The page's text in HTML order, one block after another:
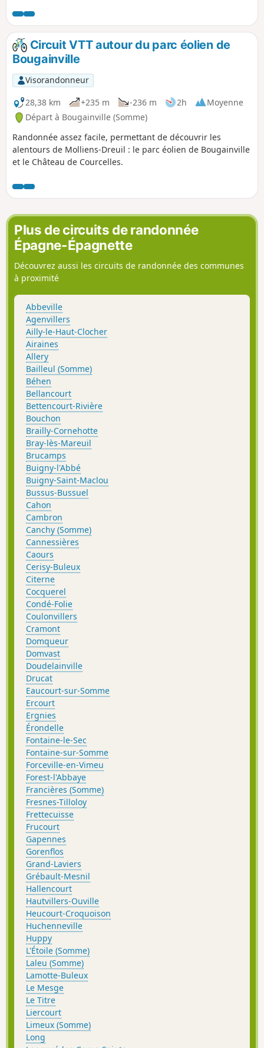
et au respect de la diversité.
Circuit VTT autour du parc éolien de
Bougainville
Visorandonneur
28,38 km
+235 m -236 m 2h
Moyenne
Départ à Bougainville (Somme)
Randonnée assez facile, permettant de découvrir les
alentours de Molliens-Dreuil : le parc éolien de Bougainville
et le Château de Courcelles.
Plus de circuits de randonnée
Épagne-Épagnette
Découvrez aussi les circuits de randonnée des communes
à proximité
Abbeville
Agenvillers
Ailly-le-Haut-Clocher
Airaines
Allery
Bailleul (Somme)
Béhen
Bellancourt
Bettencourt-Rivière
Bouchon
Brailly-Cornehotte
Bray-lès-Mareuil
Brucamps
Buigny-l'Abbé
Buigny-Saint-Maclou
Bussus-Bussuel
Cahon
Cambron
Canchy (Somme)
Cannessières
Caours
Cerisy-Buleux
Citerne
Cocquerel
Condé-Folie
Coulonvillers
Cramont
Domqueur
Domvast
Doudelainville
Drucat
Eaucourt-sur-Somme
Ercourt
Ergnies
Érondelle
Fontaine-le-Sec
Fontaine-sur-Somme
Forceville-en-Vimeu
Forest-l'Abbaye
Francières (Somme)
Fresnes-Tilloloy
Frettecuisse
Frucourt
Gapennes
Gorenflos
Grand-Laviers
Grébault-Mesnil
Hallencourt
Hautvillers-Ouville
Heucourt-Croquoison
Huchenneville
Huppy
L'Étoile (Somme)
Laleu (Somme)
Lamotte-Buleux
Le Mesge
Le Titre
Liercourt
Limeux (Somme)
Long